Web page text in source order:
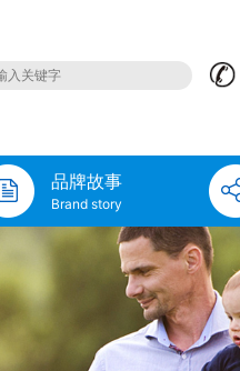
品牌故事
Brand story